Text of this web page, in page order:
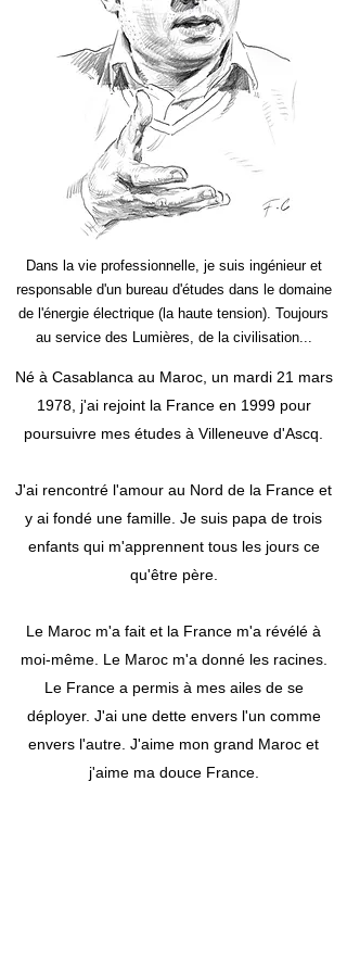
Dans la vie professionnelle, je suis ingénieur et
responsable d'un bureau d'études dans le domaine
de l'énergie électrique (la haute tension). Toujours
au service des Lumières, de la civilisation...
Né à Casablanca au Maroc, un mardi 21 mars
1978, j'ai rejoint la France en 1999 pour
poursuivre mes études à Villeneuve d'Ascq.
J'ai rencontré l'amour au Nord de la France et
y ai fondé une famille. Je suis papa de trois
enfants qui m'apprennent tous les jours ce
qu'être père.
Le Maroc m'a fait et la France m'a révélé à
moi-même. Le Maroc m'a donné les racines.
Le France a permis à mes ailes de se
déployer. J'ai une dette envers l'un comme
envers l'autre. J'aime mon grand Maroc et
j'aime ma douce France.